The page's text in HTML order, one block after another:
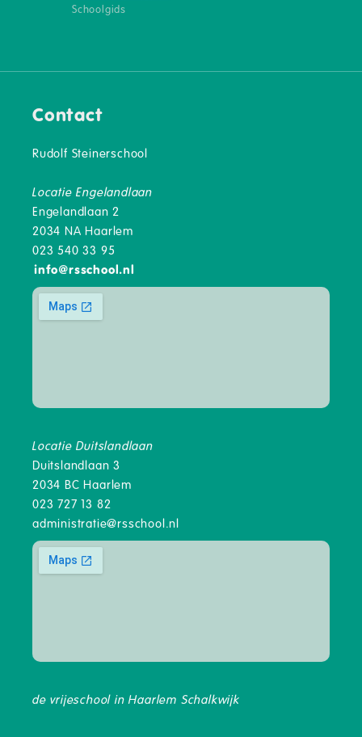
Schoolgids
Contact
Rudolf Steinerschool
Locatie Engelandlaan
Engelandlaan 2
2034 NA Haarlem
023 540 33 95
info@rsschool.nl
Locatie Duitslandlaan
Duitslandlaan 3
2034 BC Haarlem
023 727 13 82
administratie@rsschool.nl
de vrijeschool in Haarlem Schalkwijk